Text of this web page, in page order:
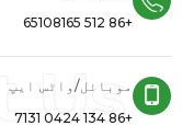
+86 512 65108165
موبائل/واٹس ایپ
+86 134 0424 7131